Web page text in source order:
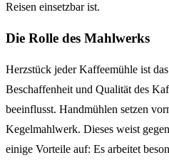
Reisen einsetzbar ist.
Die Rolle des Mahlwerks
Herzstück jeder Kaffeemühle ist
Beschaffenheit und Qualität des
beeinflusst. Handmühlen setzen
Kegelmahlwerk. Dieses weist
einige Vorteile auf: Es arbeitet